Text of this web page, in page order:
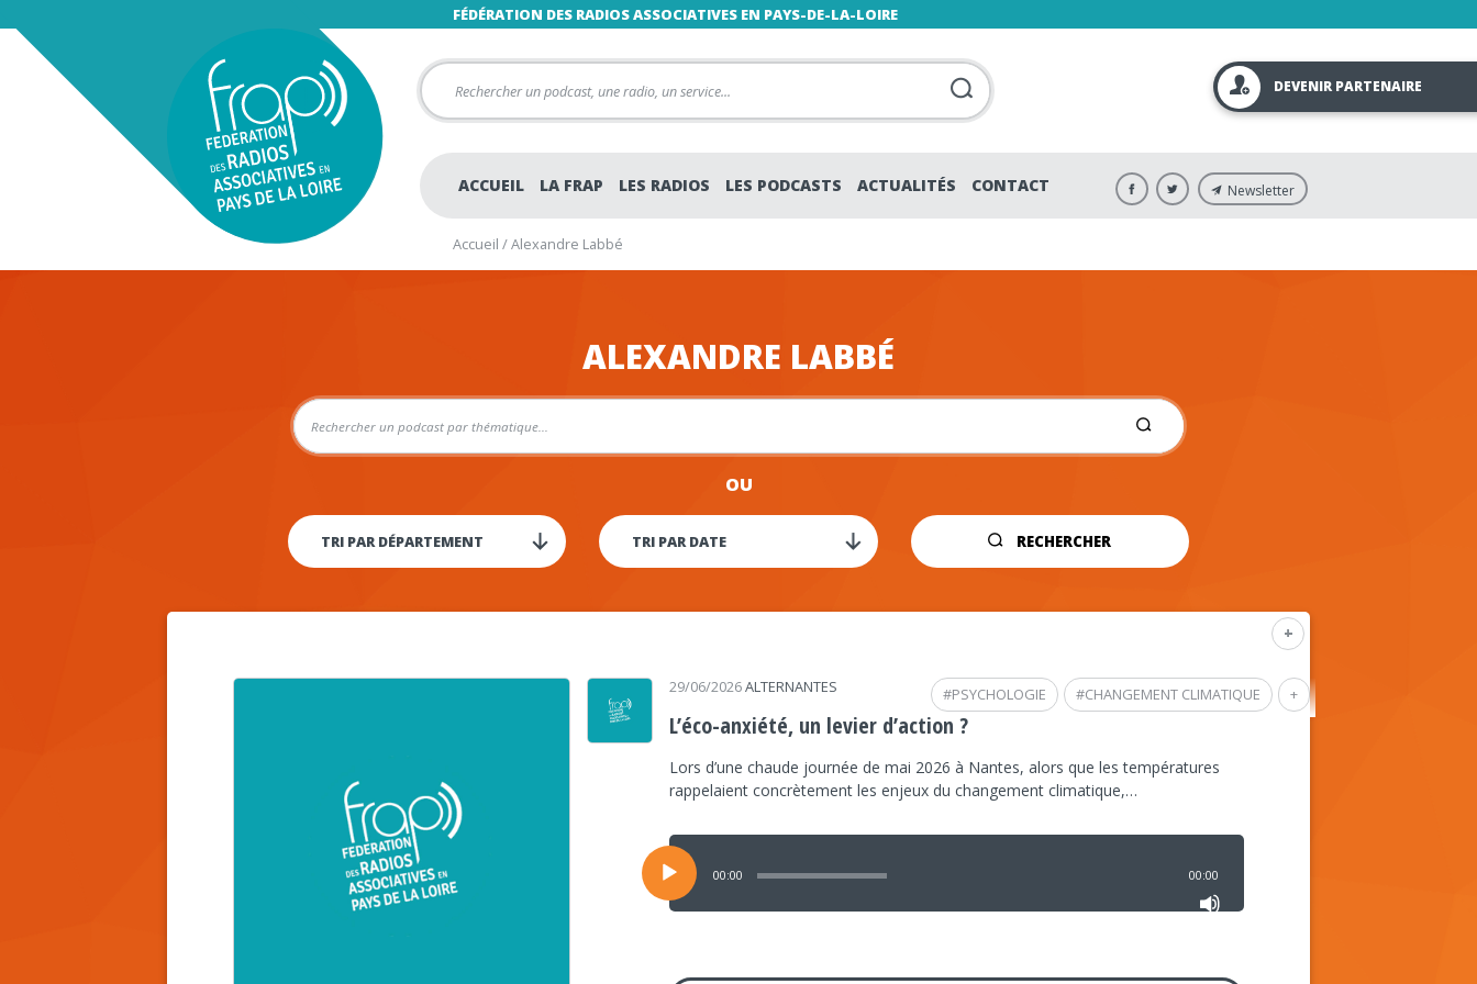
FÉDÉRATION DES RADIOS ASSOCIATIVES EN PAYS-DE-LA-LOIRE
DEVENIR PARTENAIRE
ACCUEIL LA FRAP LES RADIOS LES PODCASTS ACTUALITÉS CONTACT Newsletter
Accueil /Alexandre Labbé
ALEXANDRE LABBÉ
OU
RECHERCHER
+
+
#CHANGEMENT CLIMATIQUE
#PSYCHOLOGIE
29/06/2026ALTERNANTES
L’éco-anxiété, un levier d’action ?
Lors d’une chaude journée de mai 2026 à Nantes, alors que les températures
rappelaient concrètement les enjeux du changement climatique,…
Lecteur
audio
00:00 00:00